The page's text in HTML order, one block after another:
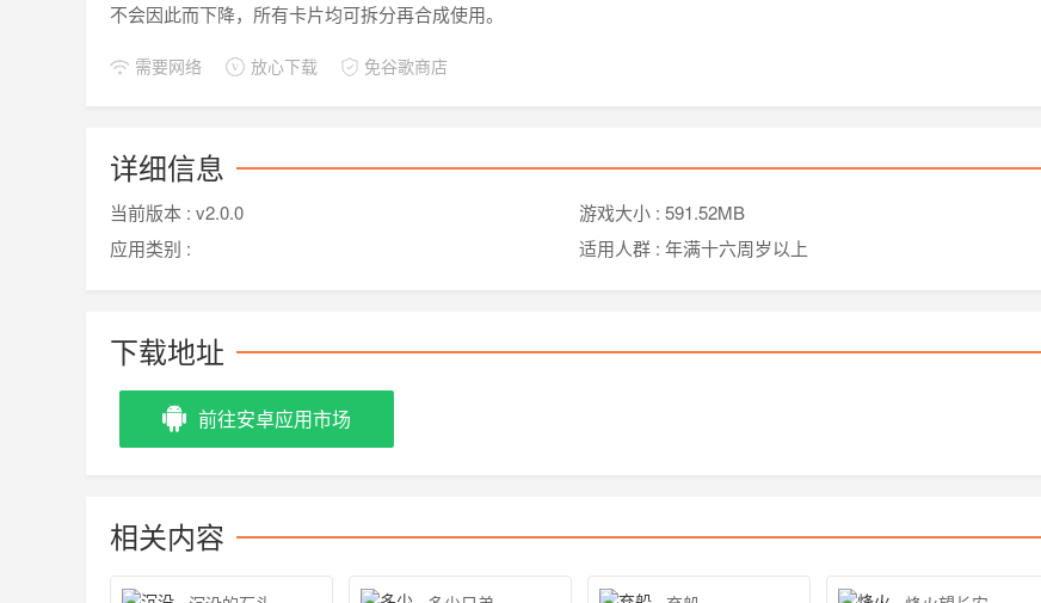
不会因此而下降，所有卡片均可拆分再合成使用。
需要网络 放心下载 免谷歌商店
详细信息
当前版本 : v2.0.0 游戏大小 : 591.52MB
应用类别 :
适用人群 : 年满十六周岁以上
下载地址
前往安卓应用市场
相关内容